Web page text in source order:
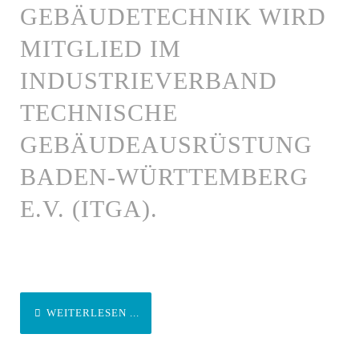
GEBÄUDETECHNIK WIRD
MITGLIED IM
INDUSTRIEVERBAND
TECHNISCHE
GEBÄUDEAUSRÜSTUNG
BADEN-WÜRTTEMBERG
E.V. (ITGA).
WEITERLESEN ...